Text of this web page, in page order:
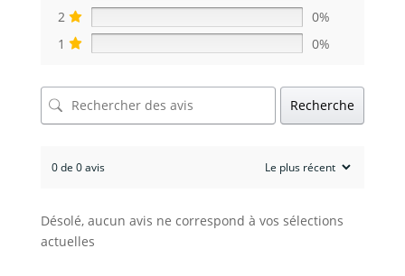
2
0%
1
0%
Recherche
0 de 0 avis
Désolé, aucun avis ne correspond à vos sélections
actuelles